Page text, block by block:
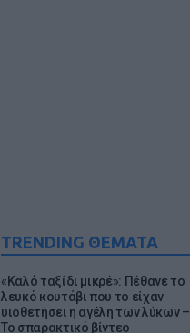
TRENDING ΘΕΜΑΤΑ
«Καλό ταξίδι μικρέ»: Πέθανε το
λευκό κουτάβι που το είχαν
υιοθετήσει η αγέλη των λύκων –
Το σπαρακτικό βίντεο